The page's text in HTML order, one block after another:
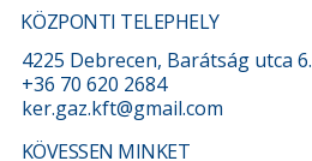
KÖZPONTI TELEPHELY
4225 Debrecen, Barátság utca 6.
+36 70 620 2684
ker.gaz.kft@gmail.com
KÖVESSEN MINKET